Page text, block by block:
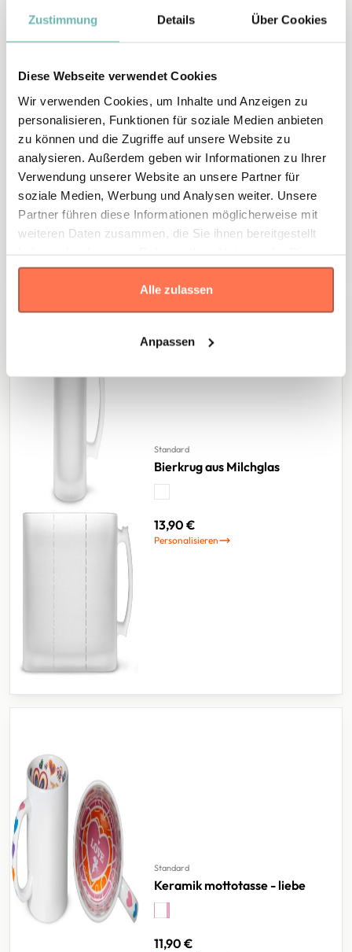
Zustimmung Details Über Cookies
Diese Webseite verwendet Cookies
Wir verwenden Cookies, um Inhalte und Anzeigen zu
personalisieren, Funktionen für soziale Medien anbieten
zu können und die Zugriffe auf unsere Website zu
analysieren. Außerdem geben wir Informationen zu Ihrer
Verwendung unserer Website an unsere Partner für
soziale Medien, Werbung und Analysen weiter. Unsere
Partner führen diese Informationen möglicherweise mit
weiteren Daten zusammen, die Sie ihnen bereitgestellt
gesammelt haben.
Alle zulassen
Anpassen
standard
11,90 €
Standard
Bierkrug aus Milchglas
13,90 €
Personalisieren
Standard
Keramik mottotasse - liebe
11,90 €